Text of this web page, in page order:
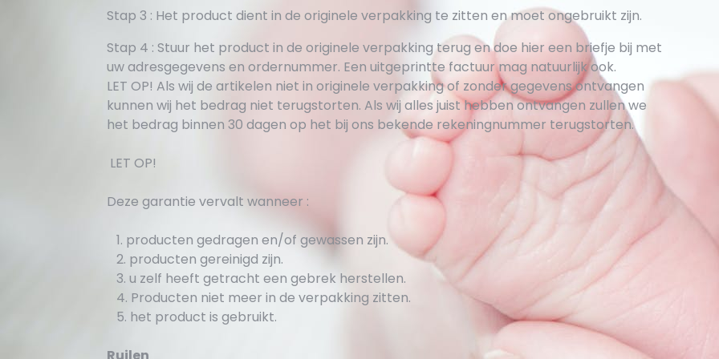
Stap 3 : Het product dient in de originele verpakking te zitten en moet ongebruikt zijn.
Stap 4 : Stuur het product in de originele verpakking terug en doe hier een briefje bij met
uw adresgegevens en ordernummer. Een uitgeprintte factuur mag natuurlijk ook.
LET OP! Als wij de artikelen niet in originele verpakking of zonder gegevens ontvangen
kunnen wij het bedrag niet terugstorten. Als wij alles juist hebben ontvangen zullen we
het bedrag binnen 30 dagen op het bij ons bekende rekeningnummer terugstorten.
LET OP!
Deze garantie vervalt wanneer :
1. producten gedragen en/of gewassen zijn.
2. producten gereinigd zijn.
3. u zelf heeft getracht een gebrek herstellen.
4. Producten niet meer in de verpakking zitten.
5. het product is gebruikt.